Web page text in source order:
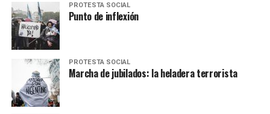
PROTESTA SOCIAL
Punto de inflexión
PROTESTA SOCIAL
Marcha de jubilados: la heladera terrorista